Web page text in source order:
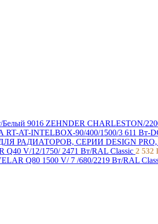
ZEHNDER CHARLESTON/
RT-AT-INTELBOX-90/400/1500/3 611 Вт-
РАДИАТОРОВ, СЕРИИ DESIGN
Q40 V/12/1750/ 2471 Bт/RAL Classic 2 532
Q80 1500 V/ 7 /680/2219 Вт/RAL